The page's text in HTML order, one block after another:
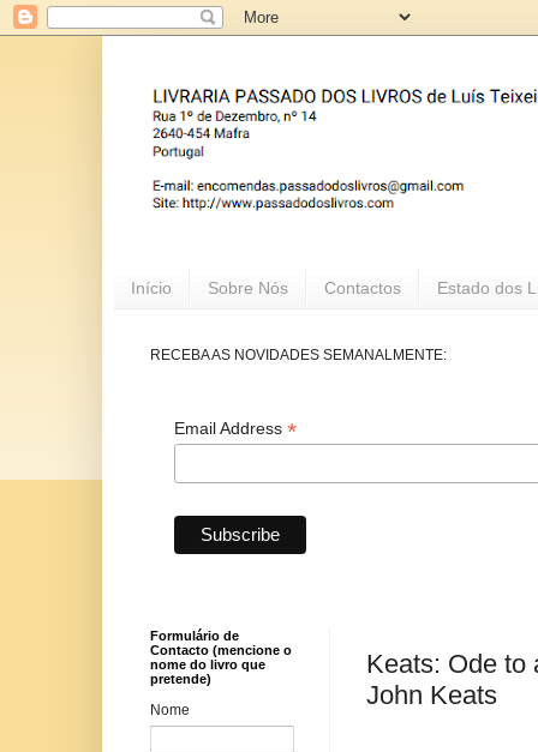
Início Sobre Nós Contactos Estado dos
RECEBA AS NOVIDADES SEMANALMENTE:
Email Address *
Keats: Ode to
John Keats
Formulário de
Contacto (mencione o
nome do livro que
pretende)
Nome